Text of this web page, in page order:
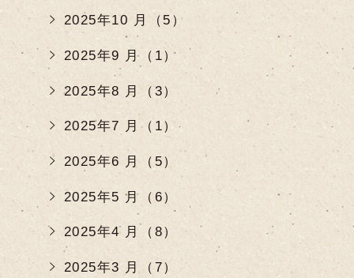
2025年10 月（5）
2025年9 月（1）
2025年8 月（3）
2025年7 月（1）
2025年6 月（5）
2025年5 月（6）
2025年4 月（8）
2025年3 月（7）